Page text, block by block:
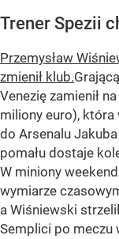
Trener Spezii
Przemysław
zmienił klub.
Venezię zamienił
miliony euro), która
do Arsenalu
pomału dostaje
W miniony
wymiarze
a Wiśniewski
Semplici po meczu